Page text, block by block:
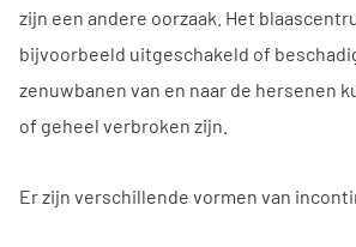
zijn een andere oorzaak. Het
bijvoorbeeld uitgeschakeld of
zenuwbanen van en naar de hersenen
of geheel verbroken zijn.
Er zijn verschillende vormen van